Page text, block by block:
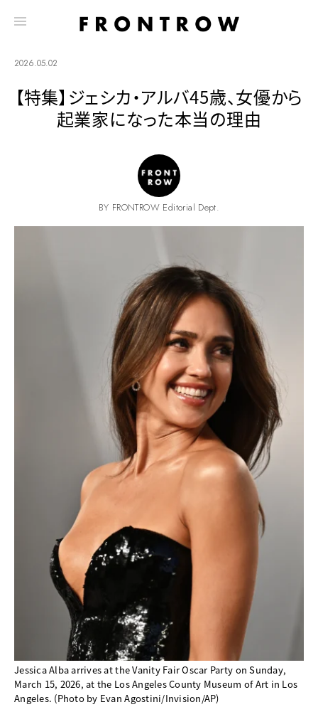
2026.05.02
【特集】ジェシカ・アルバ45歳、女優から
起業家になった本当の理由
BY FRONTROW Editorial Dept.
Jessica Alba arrives at the Vanity Fair Oscar Party on Sunday,
March 15, 2026, at the Los Angeles County Museum of Art in Los
Angeles. (Photo by Evan Agostini/Invision/AP)